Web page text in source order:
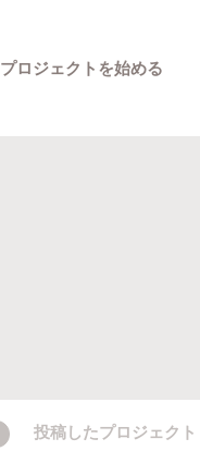
プロジェクトを始める
投稿したプロジェクト